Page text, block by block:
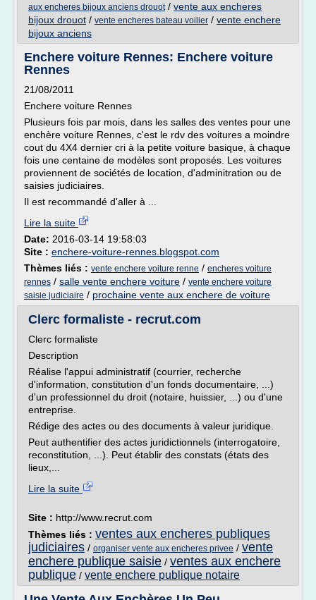
aux encheres bijoux anciens drouot/ vente aux encheres
bijoux drouot / vente encheres bateau voilier / vente enchere
bijoux anciens
Enchere voiture Rennes: Enchere voiture
Rennes
21/08/2011
Enchere voiture Rennes
Plusieurs fois par mois, dans les salles des ventes pour une
enchère voiture Rennes, c'est le rdv des voitures a moindre
cout du 4X4 dernier cri à la petite voiture basique, à chaque
fois une centaine de modèles sont proposés. Les voitures
proviennent de sociétés de location, d'adminitration ou de
saisies judiciaires.
Il est recommandé d'aller à ...
Lire la suite
Date: 2016-03-14 19:58:03
Site : enchere-voiture-rennes.blogspot.com
Thèmes liés : vente enchere voiture renne / encheres voiture
rennes / salle vente enchere voiture / vente enchere voiture
saisie judiciaire / prochaine vente aux enchere de voiture
Clerc formaliste - recrut.com
Clerc formaliste
Description
Réalise l'appui administratif (courrier, recherche
d'information, constitution d'un fonds documentaire, ...)
d'un professionnel du droit (notaire, huissier, ...) ou d'une
entreprise.
Rédige des actes ou des documents à valeur juridique.
Peut authentifier des actes juridictionnels (interrogatoire,
reconstitution, ...). Peut établir des constats (états des
lieux,...
Lire la suite
Site : http://www.recrut.com
Thèmes liés : ventes aux encheres publiques
judiciaires / organiser vente aux encheres privee / vente
enchere publique saisie / ventes aux enchere
publique / vente enchere publique notaire